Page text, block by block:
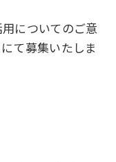
についてのご意
て募集いたしま